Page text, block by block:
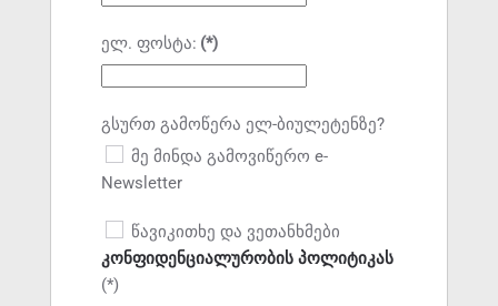
ელ. ფოსტა: (*)
გსურთ გამოწერა ელ-ბიულეტენზე?
მე მინდა გამოვიწერო e-
Newsletter
წავიკითხე და ვეთანხმები
კონფიდენციალურობის პოლიტიკას
(*)